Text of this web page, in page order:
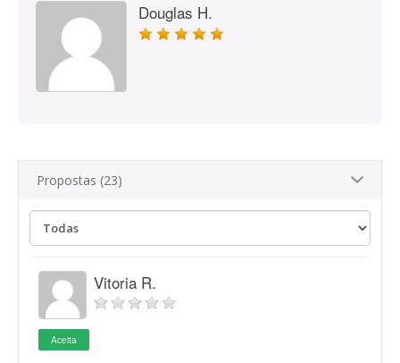
Douglas H.
Propostas (23)
Vitoria R.
Aceita